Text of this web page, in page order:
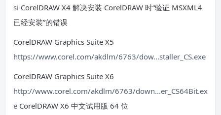
si CorelDRAW X4 解决安装 CorelDRAW 时“验证 MSXML4
已经安装”的错误
CorelDRAW Graphics Suite X5
https://www.corel.com/akdlm/6763/dow...staller_CS.exe
CorelDRAW Graphics Suite X6
http://www.corel.com/akdlm/6763/down...er_CS64Bit.ex
e CorelDRAW X6 中文试用版 64 位